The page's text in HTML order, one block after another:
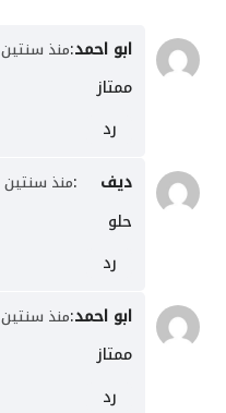
ابو احمد:منذ سنتين
ممتاز
رد
ديف
:منذ سنتين
حلو
رد
ابو احمد:منذ سنتين
ممتاز
رد